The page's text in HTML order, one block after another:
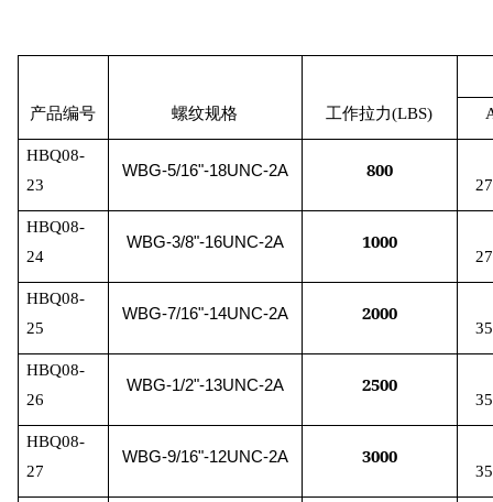
产品编号 螺纹规格 工作拉力(LBS)
HBQ08-
23
WBG-5/16"-18UNC-2A 800
HBQ08-
24
WBG-3/8"-16UNC-2A 1000
HBQ08-
25
WBG-7/16"-14UNC-2A 2000
HBQ08-
26
WBG-1/2"-13UNC-2A 2500
HBQ08-
27
WBG-9/16"-12UNC-2A 3000